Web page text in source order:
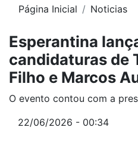
Página Inicial Noticias
Esperantina
candidaturas de
Filho e Marcos
O evento contou com a
22/06/2026 - 00:34